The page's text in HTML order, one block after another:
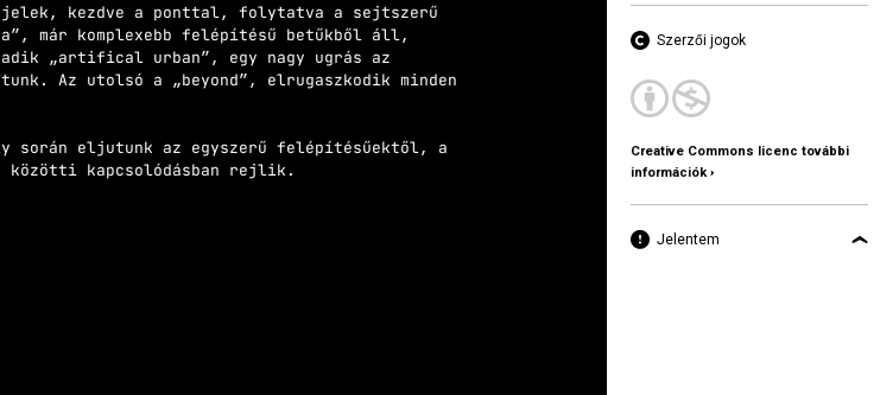
kezdve a ponttal, folytatva a sejtszerű
már komplexebb felépítésű betűkből áll,
„artifical urban”, egy nagy ugrás az
Az utolsó a „beyond”, elrugaszkodik minden
során eljutunk az egyszerű felépítésűektől, a
közötti kapcsolódásban rejlik.
Szerzői jogok
Creative Commons licenc további
információk ›
Jelentem